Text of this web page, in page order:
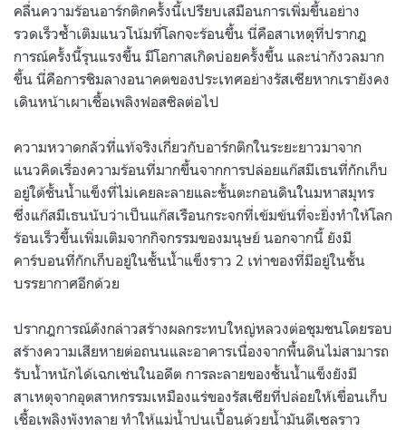
คลื่นความร้อนอาร์กติกครั้งนี้เปรียบเสมือนการเพิ่มขึ้นอย่าง
รวดเร็วซ้ำเติมแนวโน้มที่โลกจะร้อนขึ้น นี่คือสาเหตุที่ปรากฎ
การณ์ครั้งนี้รุนแรงขึ้น มีโอกาสเกิดบ่อยครั้งขึ้น และน่ากังวลมาก
ขึ้น นี่คือการชิมลางอนาคตของประเทศอย่างรัสเซียหากเรายังคง
เดินหน้าเผาเชื้อเพลิงฟอสซิลต่อไป
ความหวาดกลัวที่แท้จริงเกี่ยวกับอาร์กติกในระยะยาวมาจาก
แนวคิดเรื่องความร้อนที่มากขึ้นจากการปล่อยแก๊สมีเธนที่กักเก็บ
อยู่ใต้ชั้นน้ำแข็งที่ไม่เคยละลายและชั้นตะกอนดินในมหาสมุทร
ซึ่งแก๊สมีเธนนับว่าเป็นแก๊สเรือนกระจกที่เข้มข้นที่จะยิ่งทำให้โลก
ร้อนเร็วขึ้นเพิ่มเติมจากกิจกรรมของมนุษย์ นอกจากนี้ ยังมี
คาร์บอนที่กักเก็บอยู่ในชั้นน้ำแข็งราว 2 เท่าของที่มีอยู่ในชั้น
บรรยากาศอีกด้วย
ปรากฎการณ์ดังกล่าวสร้างผลกระทบใหญ่หลวงต่อชุมชนโดยรอบ
สร้างความเสียหายต่อถนนและอาคารเนื่องจากพื้นดินไม่สามารถ
รับน้ำหนักได้เฉกเช่นในอดีต การละลายของชั้นน้ำแข็งยังมี
สาเหตุจากอุตสาหกรรมเหมืองแร่ของรัสเซียที่ปล่อยให้เขื่อนเก็บ
เชื้อเพลิงพังทลาย ทำให้แม่น้ำปนเปื้อนด้วยน้ำมันดีเซลราว